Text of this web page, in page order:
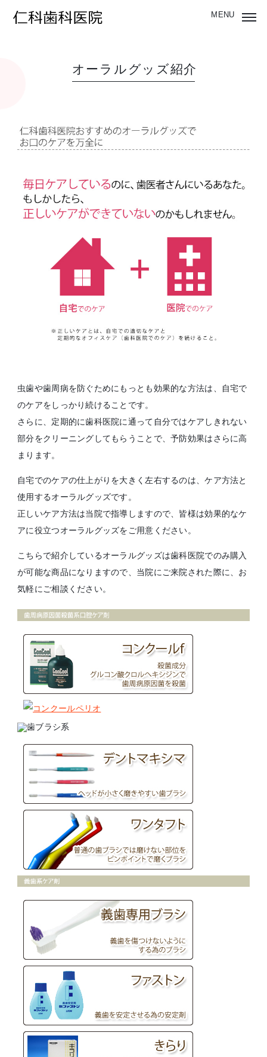
オーラルグッズ紹介
虫歯や歯周病を防ぐためにもっとも効果的な方法は、自宅で
のケアをしっかり続けることです。
さらに、定期的に歯科医院に通って自分ではケアしきれない
部分をクリーニングしてもらうことで、予防効果はさらに高
まります。
自宅でのケアの仕上がりを大きく左右するのは、ケア方法と
使用するオーラルグッズです。
正しいケア方法は当院で指導しますので、皆様は効果的なケ
アに役立つオーラルグッズをご用意ください。
こちらで紹介しているオーラルグッズは歯科医院でのみ購入
が可能な商品になりますので、当院にご来院された際に、お
気軽にご相談ください。